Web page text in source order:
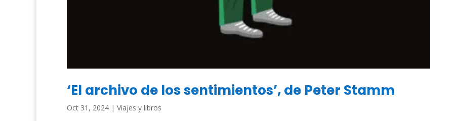
‘El archivo de los sentimientos’, de Peter Stamm
Oct 31, 2024 | Viajes y libros